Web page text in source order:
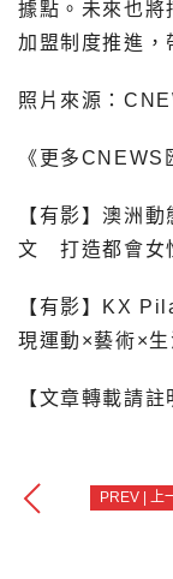
據點。未來也將
加盟制度推進，
照片來源：
《更多CNEWS
【有影】澳洲
文 打造都會女
【有影】KX
現運動×藝術×生
【文章轉載請註
PREV | 上